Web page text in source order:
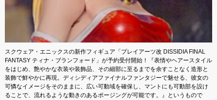
スクウェア・エニックスの新作フィギュア「プレイアーツ改 DISSIDIA FINAL
FANTASY ティナ・ブランフォード」が予約受付開始！『表情やヘアースタイル
をはじめ、艶やかな衣装や装飾品、その細部に至るまでを余すことなく造形と
装飾で鮮やかに再現。ディシディアファイナルファンタジーで魅せる、彼女の
可憐なイメージをそのままに、広い可動域を確保し、マントにも可動部を設け
ることで、流れるような動きのあるポージングが可能です。』というもので